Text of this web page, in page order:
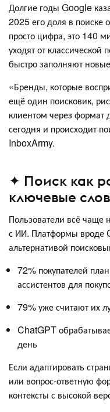
Долгие годы Google
2025 его доля в поиске
просто цифра, это 140
уходят от классической
быстро заполняют
«Бренды, которые
ещё один поисковик,
клиентом через формат
сегодня и происходит
InboxArmy.
✦ Поиск как
ключевые
Пользователи всё чаще
с ИИ. Платформы вроде
альтернативой
72% покупателей
ассистентов для
79% уже считают их
ChatGPT
день
Если адаптировать
или вопрос-ответную
контексты с высокой